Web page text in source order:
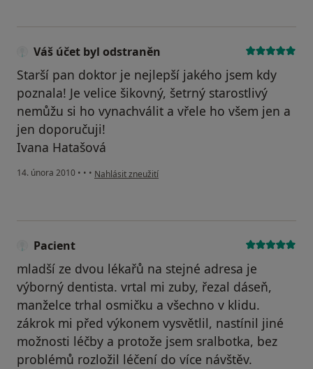
Váš účet byl odstraněn
Starší pan doktor je nejlepší jakého jsem kdy
poznala! Je velice šikovný, šetrný starostlivý
nemůžu si ho vynachválit a vřele ho všem jen a
jen doporučuji!
Ivana Hatašová
14. února 2010 • • • podle názoru uživatele Váš účet byl odstraněn
Nahlásit zneužití
Pacient
mladší ze dvou lékařů na stejné adresa je
výborný dentista. vrtal mi zuby, řezal dáseň,
manželce trhal osmičku a všechno v klidu.
zákrok mi před výkonem vysvětlil, nastínil jiné
možnosti léčby a protože jsem sralbotka, bez
problémů rozložil léčení do více návštěv.